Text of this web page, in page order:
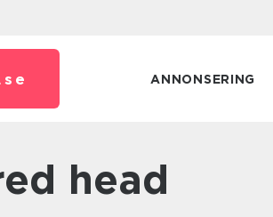
se ANNONSERING
head